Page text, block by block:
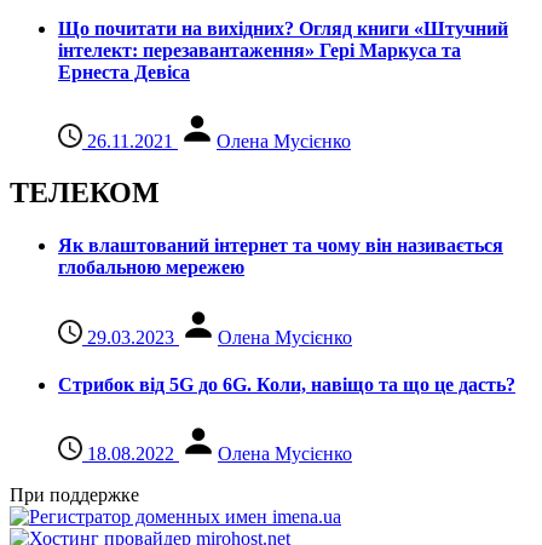
Що почитати на вихідних? Огляд книги «Штучний
інтелект: перезавантаження» Гері Маркуса та
Ернеста Девіса
26.11.2021 Олена Мусієнко
ТЕЛЕКОМ
Як влаштований інтернет та чому він називається
глобальною мережею
29.03.2023 Олена Мусієнко
Стрибок від 5G до 6G. Коли, навіщо та що це даcть?
18.08.2022
Олена Мусієнко
При поддержке